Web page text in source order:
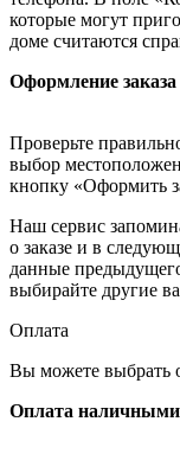
которые могут
доме считаются
Оформление заказа
Проверьте
выбор
кнопку «Оформить
Наш сервис
о заказе и в
данные
выбирайте другие
Оплата
Вы можете выбрать
Оплата наличными